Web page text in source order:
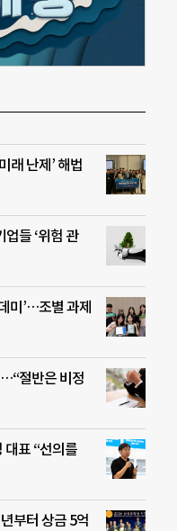
래 난제’ 해법
들 ‘위험 관
미’…조별 과제
절반은 비정
대표 “선의를
부터 상금 5억